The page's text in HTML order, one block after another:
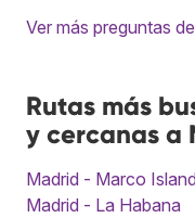
Ver más preguntas
Rutas más
y cercanas a
Madrid - Marco Island
Madrid - La Habana